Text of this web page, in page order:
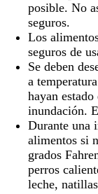
posible. No
seguros.
Los
seguros de
Se deben
a
hayan
inundación.
Durante una
alimentos si
grados
perros
leche,